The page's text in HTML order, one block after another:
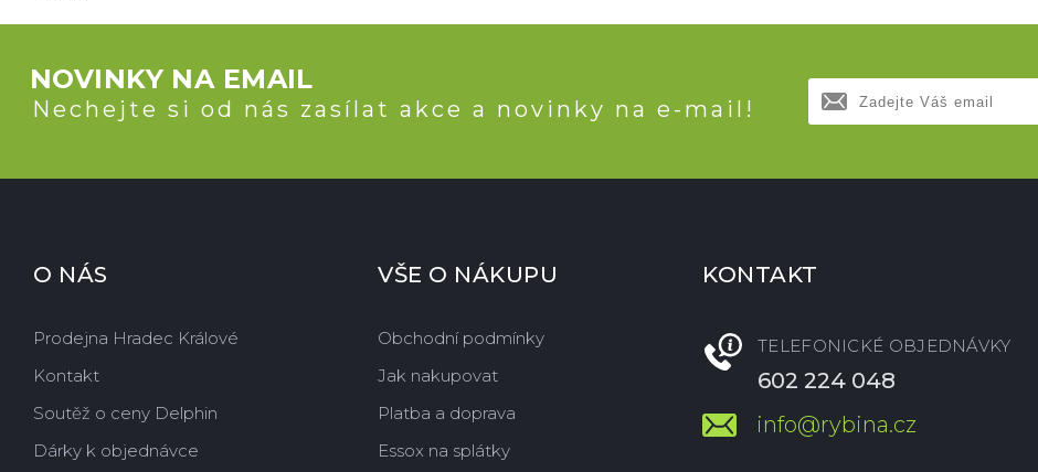
NOVINKY NA EMAIL
Nechejte si od nás zasílat akce a novinky na e-mail!
O NÁS
Prodejna Hradec Králové
Kontakt
Soutěž o ceny Delphin
Dárky k objednávce
VŠE O NÁKUPU
Obchodní podmínky
Jak nakupovat
Platba a doprava
Essox na splátky
KONTAKT
TELEFONICKÉ OBJEDNÁVKY
602 224 048
info@rybina.cz